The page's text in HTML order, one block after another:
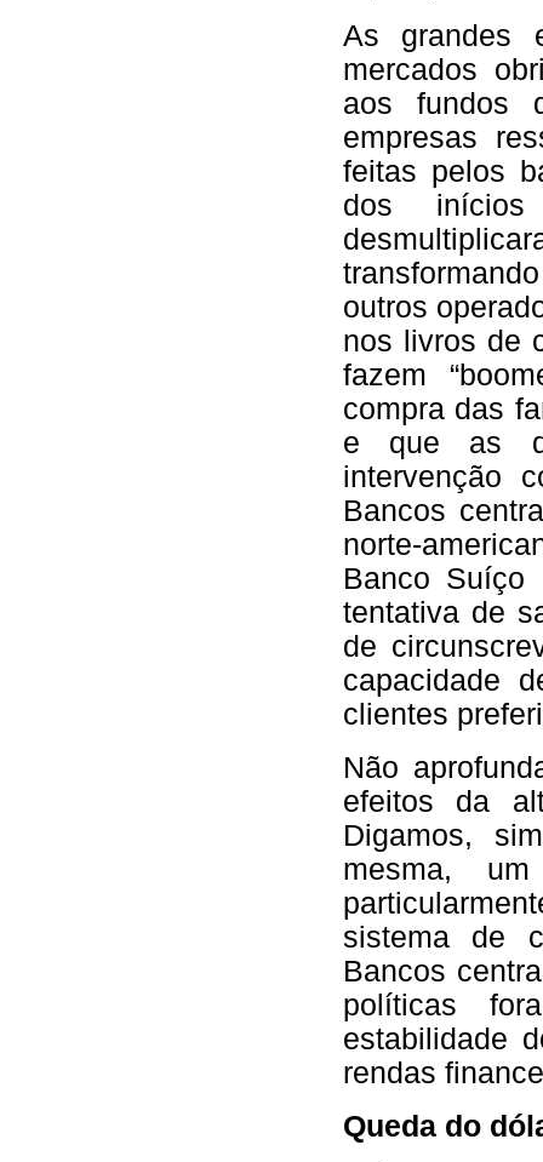
As grandes
mercados
aos fundos
empresas
feitas pelos
dos
outros
nos livros de
fazem
compra das
e que as
intervenção
Bancos
norte-
Banco
tentativa de
de
capacidade
clientes
Não
efeitos da
Digamos,
mesma,
sistema de
Bancos
políticas
estabilidade
rendas
Queda do